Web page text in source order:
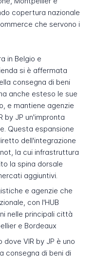
copertura nazionale
che servono i
in Belgio e
si è affermata
consegna di beni
anche esteso le sue
e mantiene agenzie
by JP un'impronta
Questa espansione
dell'integrazione
la cui infrastruttura
la spina dorsale
aggiuntivi.
e agenzie che
con l'HUB
nelle principali città
e Bordeaux
VIR by JP è uno
consegna di beni di